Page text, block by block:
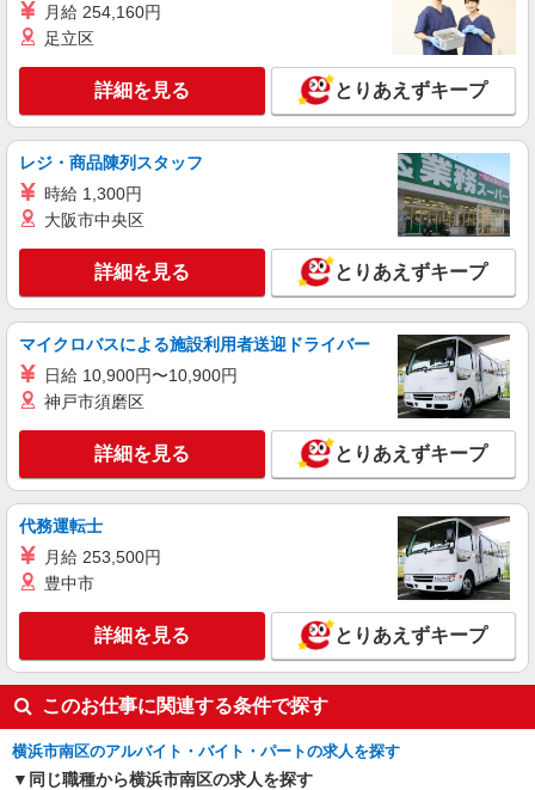
「井土ケ谷駅」 ◆横浜市営地下鉄ブルーライン
「弘明寺駅」 ◆京急本線「弘明寺駅」 ★その他、
キープ 詳細を見る
派遣社員
株式会社トラストグロース 新宿本社 第2営業部
保育園での保育士
キープ 詳細を見る
派遣社員
株式会社トラストグロース 新宿本社 第2営業部
神奈川県横浜市南区
キープ 詳細を見る
派遣社員
株式会社トラストグロース 新宿本社 第2営業部
保育園での保育士
時給：1800〜2000円 ※資格や経験面などによ
る
神奈川県横浜市南区
キープ 詳細を見る
月給 254,160円
足立区
詳細を見る とりあえずキープ
レジ・商品陳列スタッフ
時給 1,300円
大阪市中央区
詳細を見る とりあえずキープ
マイクロバスによる施設利用者送迎ドライバー
日給 10,900円〜10,900円
神戸市須磨区
詳細を見る とりあえずキープ
代務運転士
月給 253,500円
豊中市
詳細を見る とりあえずキープ
このお仕事に関連する条件で探す
横浜市南区のアルバイト・バイト・パートの求人を探す
同じ職種から横浜市南区の求人を探す